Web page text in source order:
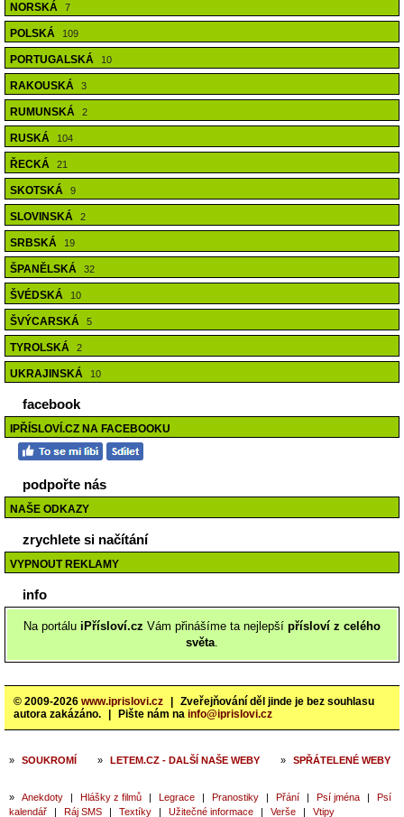
NORSKÁ 7
POLSKÁ 109
PORTUGALSKÁ 10
RAKOUSKÁ 3
RUMUNSKÁ 2
RUSKÁ 104
ŘECKÁ 21
SKOTSKÁ 9
SLOVINSKÁ 2
SRBSKÁ 19
ŠPANĚLSKÁ 32
ŠVÉDSKÁ 10
ŠVÝCARSKÁ 5
TYROLSKÁ 2
UKRAJINSKÁ 10
facebook
IPŘÍSLOVÍ.CZ NA FACEBOOKU
podpořte nás
NAŠE ODKAZY
zrychlete si načítání
VYPNOUT REKLAMY
info
Na portálu iPřísloví.cz Vám přinášíme ta nejlepší přísloví z celého
světa.
© 2009-2026 www.iprislovi.cz
Zveřejňování děl jinde je bez souhlasu
autora zakázáno.
Pište nám na info@iprislovi.cz
» SOUKROMÍ » LETEM.CZ - DALŠÍ NAŠE WEBY » SPŘÁTELENÉ WEBY
» Anekdoty | Hlášky z filmů | Legrace | Pranostiky | Přání | Psí jména |
Psí
kalendář
| Ráj SMS | Textíky | Užitečné informace | Verše | Vtipy